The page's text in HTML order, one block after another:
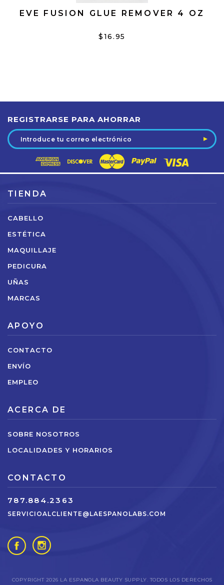
EVE FUSION GLUE REMOVER 4 OZ
$16.95
REGISTRARSE PARA AHORRAR
Dirección
de
electrónico
TIENDA
CABELLO
ESTÉTICA
MAQUILLAJE
PEDICURA
UÑAS
MARCAS
APOYO
CONTACTO
ENVÍO
EMPLEO
ACERCA DE
SOBRE NOSOTROS
LOCALIDADES Y HORARIOS
CONTACTO
787.884.2363
SERVICIOALCLIENTE@LAESPANOLABS.COM
COPYRIGHT 2026 LA ESPANOLA BEAUTY SUPPLY. TODOS LOS DERECHOS